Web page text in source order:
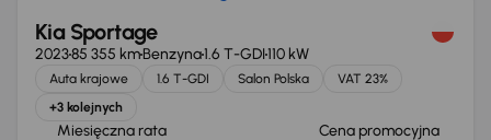
Kia Sportage
202385 355 kmBenzyna1.6 T-GDI110 kW
Auta krajowe 1.6 T-GDI Salon Polska
VAT 23%
+3 kolejnych
Miesięczna rata Cena promocyjna